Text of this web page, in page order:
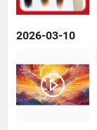
2026-03-10